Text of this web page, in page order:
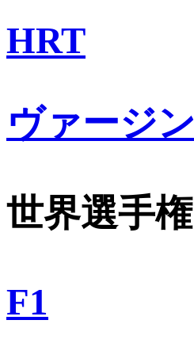
HRT
ヴァージン
世界選手権
F1